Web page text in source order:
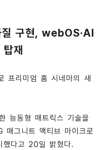
질 구현, webOS·AI
재
프리미엄 홈 시네마의 새
능동형 매트릭스 기술을
매그니트 액티브 마이크로
다고 20일 밝혔다.